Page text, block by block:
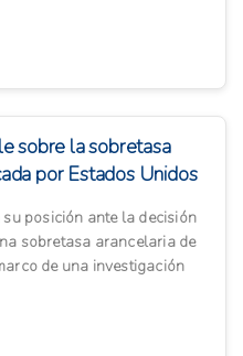
sobre la sobretasa
por Estados Unidos
posición ante la decisión
sobretasa arancelaria de
de una investigación